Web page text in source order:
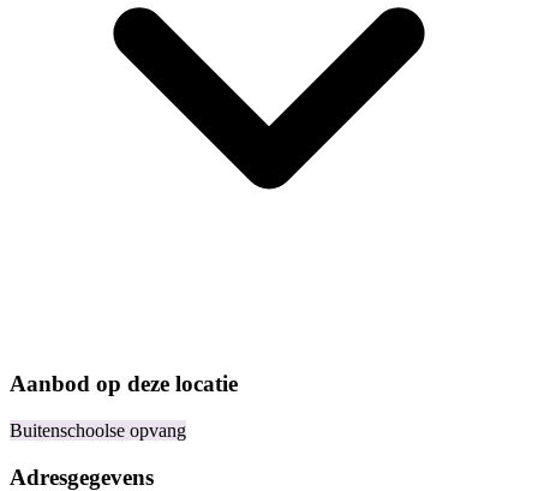
Aanbod op deze locatie
Buitenschoolse opvang
Adresgegevens